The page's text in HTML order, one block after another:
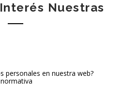
Nuestras
personales en nuestra web?